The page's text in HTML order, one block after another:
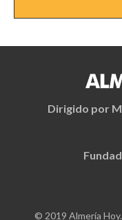
Dirigido por
© 2019 Almería